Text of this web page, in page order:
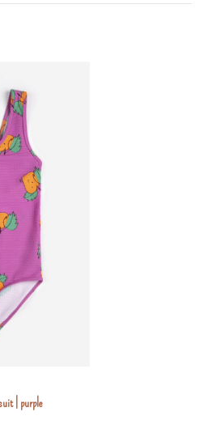
| purple